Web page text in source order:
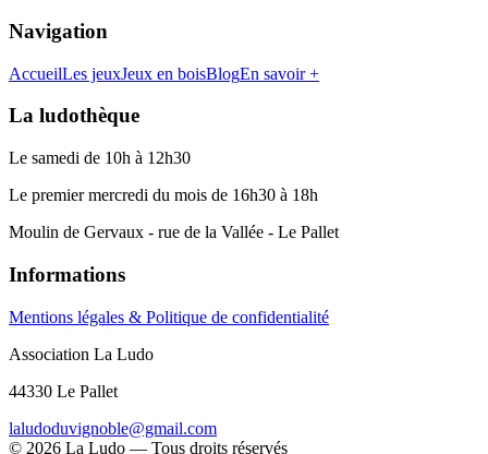
Navigation
AccueilLes jeuxJeux en boisBlogEn savoir +
La ludothèque
Le samedi de 10h à 12h30
Le premier mercredi du mois de 16h30 à 18h
Moulin de Gervaux - rue de la Vallée - Le Pallet
Informations
Mentions légales & Politique de confidentialité
Association La Ludo
44330 Le Pallet
laludoduvignoble@gmail.com
© 2026 La Ludo — Tous droits réservés